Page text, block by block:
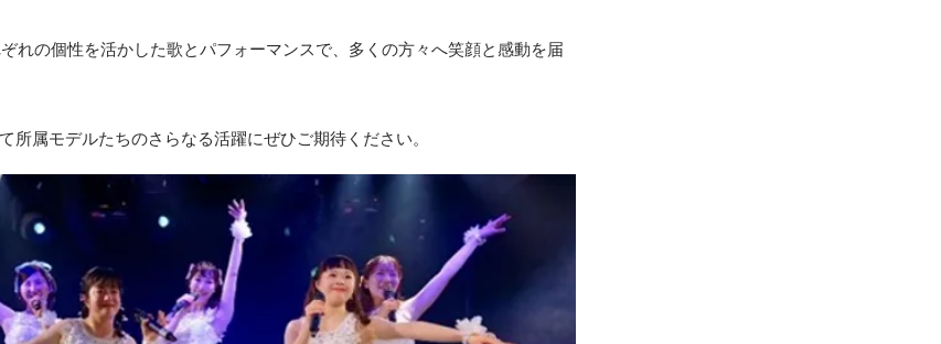
れの個性を活かした歌とパフォーマンスで、多くの方々へ笑顔と感動を届
所属モデルたちのさらなる活躍にぜひご期待ください。